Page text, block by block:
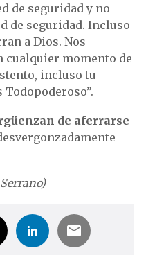
de seguridad y no
de seguridad. Incluso
a Dios. Nos
cualquier momento de
incluso tu
de aferrarse